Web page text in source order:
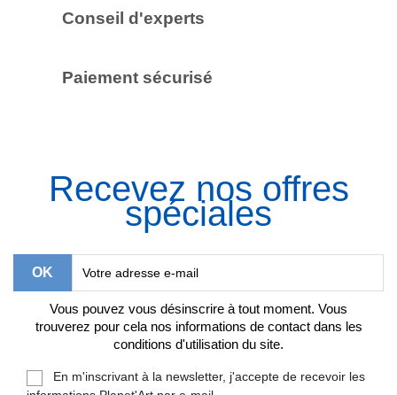
Conseil d'experts
Paiement sécurisé
Recevez nos offres
spéciales
Vous pouvez vous désinscrire à tout moment. Vous
trouverez pour cela nos informations de contact dans les
conditions d'utilisation du site.
En m'inscrivant à la newsletter, j'accepte de recevoir les